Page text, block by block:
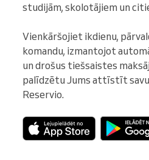
studijām, skolotājiem un
Vienkāršojiet ikdienu,
komandu, izmantojot
un drošus tiešsaistes
palīdzētu Jums attīstīt
Reservio.